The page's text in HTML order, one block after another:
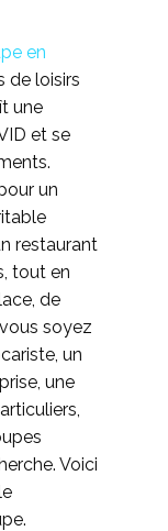
en
de loisirs
une
et se
un
restaurant
tout en
de
soyez
un
une
Voici